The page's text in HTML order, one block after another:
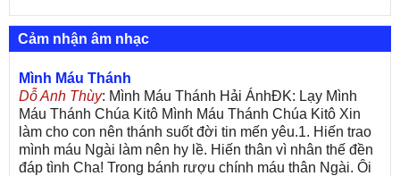
Cảm nhận âm nhạc
Mình Máu Thánh
Dỗ Anh Thùy: Mình Máu Thánh Hải ÁnhĐK: Lạy Mình
Máu Thánh Chúa Kitô Mình Máu Thánh Chúa Kitô Xin
làm cho con nên thánh suốt đời tin mến yêu.1. Hiến trao
mình máu Ngài làm nên hy lề. Hiến thân vì nhân thế đền
đáp tình Cha! Trong bánh rượu chính máu thân Ngài. Ôi